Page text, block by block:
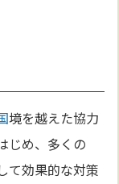
境を越えた協力
じめ、多くの
て効果的な対策